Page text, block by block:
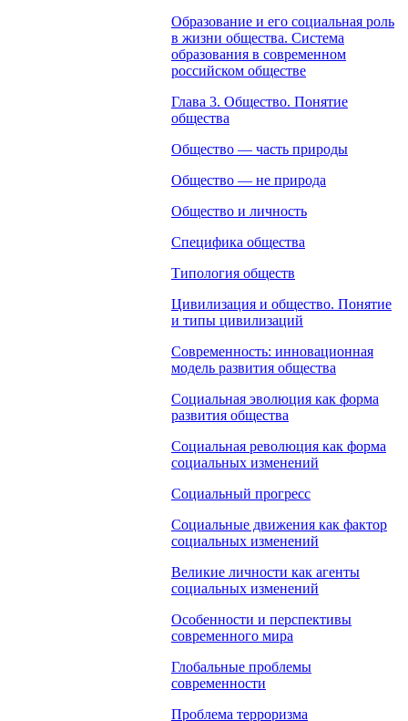
Образование и его социальная роль
в жизни общества. Система
образования в современном
российском обществе
Глава 3. Общество. Понятие
общества
Общество — часть природы
Общество — не природа
Общество и личность
Специфика общества
Типология обществ
Цивилизация и общество. Понятие
и типы цивилизаций
Современность: инновационная
модель развития общества
Социальная эволюция как форма
развития общества
Социальная революция как форма
социальных изменений
Социальный прогресс
Социальные движения как фактор
социальных изменений
Великие личности как агенты
социальных изменений
Особенности и перспективы
современного мира
Глобальные проблемы
современности
Проблема терроризма